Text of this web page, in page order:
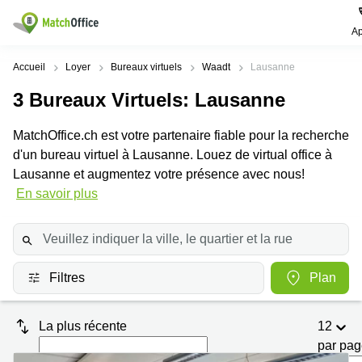
Rechercher / publier
Pages
produits
Bureau
Centre
Coworking
Salle
de
réunion
Bureau
virtuel
Villes
Location
bureau
à louer
Genève
louer
Lausanne
Coworking
Zurich
Recherches
Voie du
Chariot 3
la Gare
12
Lausanne
Rue du
Pré-de-
Bichette
Genève
Aide
Qui sommes-nous?
Publier un local
Prix
Connexion
Choisissez une langue
Switzerland
Accueil Loyer Bureaux virtuels Waadt Lausanne
3 Bureaux Virtuels: Lausanne
MatchOffice.ch est votre partenaire fiable pour la recherche
d'un bureau virtuel à Lausanne. Louez de virtual office à
Lausanne et augmentez votre présence avec nous!
En savoir plus
Filtres Plan
La plus récente
12
par